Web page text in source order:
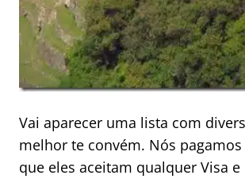
Vai aparecer uma lista com
melhor te convém. Nós
que eles aceitam qualquer Visa